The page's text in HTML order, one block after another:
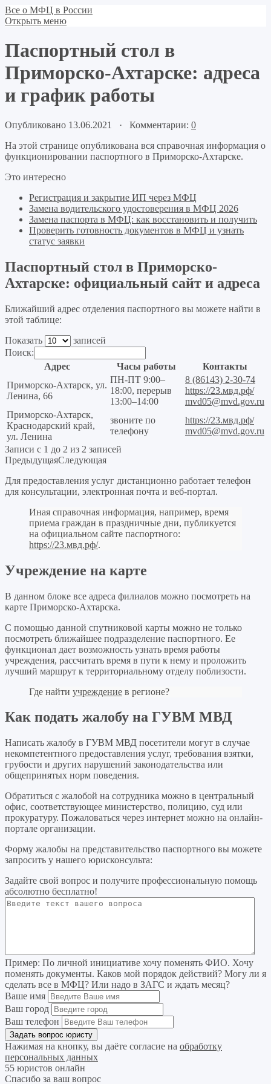
Все о МФЦ в России
Открыть меню
Паспортный стол в
Приморско-Ахтарске: адреса
и график работы
Опубликовано 13.06.2021 · Комментарии: 0
На этой странице опубликована вся справочная информация о
функционировании паспортного в Приморско-Ахтарске.
Это интересно
Регистрация и закрытие ИП через МФЦ
Замена водительского удостоверения в МФЦ 2026
Замена паспорта в МФЦ: как восстановить и получить
Проверить готовность документов в МФЦ и узнать
статус заявки
Паспортный стол в Приморско-
Ахтарске: официальный сайт и адреса
Ближайший адрес отделения паспортного вы можете найти в
этой таблице:
Показать
записей
Поиск:
Адрес
Часы работы
Контакты
Приморско-Ахтарск, ул.
Ленина, 66
ПН-ПТ 9:00–
18:00, перерыв
13:00–14:00
8 (86143) 2-30-74
https://23.мвд.рф/
mvd05@mvd.gov.ru
Приморско-Ахтарск,
Краснодарский край,
ул. Ленина
звоните по
телефону
https://23.мвд.рф/
mvd05@mvd.gov.ru
Записи с 1 до 2 из 2 записей
ПредыдущаяСледующая
Для предоставления услуг дистанционно работает телефон
для консультации, электронная почта и веб-портал.
Иная справочная информация, например, время
приема граждан в праздничные дни, публикуется
на официальном сайте паспортного:
https://23.мвд.рф/.
Учреждение на карте
В данном блоке все адреса филиалов можно посмотреть на
карте Приморско-Ахтарска.
С помощью данной спутниковой карты можно не только
посмотреть ближайшее подразделение паспортного. Ее
функционал дает возможность узнать время работы
учреждения, рассчитать время в пути к нему и проложить
лучший маршрут к территориальному отделу поблизости.
Где найти учреждение в регионе?
Как подать жалобу на ГУВМ МВД
Написать жалобу в ГУВМ МВД посетители могут в случае
некомпетентного предоставления услуг, требования взятки,
грубости и других нарушений законодательства или
общепринятых норм поведения.
Обратиться с жалобой на сотрудника можно в центральный
офис, соответствующее министерство, полицию, суд или
прокуратуру. Пожаловаться через интернет можно на онлайн-
портале организации.
Форму жалобы на представительство паспортного вы можете
запросить у нашего юрисконсульта:
Задайте свой вопрос и получите профессиональную помощь
абсолютно бесплатно!
Пример: По личной инициативе хочу поменять ФИО. Хочу
поменять документы. Каков мой порядок действий? Могу ли я
сделать все в МФЦ? Или надо в ЗАГС и ждать месяц?
Ваше имя
Ваш город
Ваш телефон
Нажимая на кнопку, вы даёте согласие на обработку
персональных данных
55 юристов онлайн
Спасибо за ваш вопрос